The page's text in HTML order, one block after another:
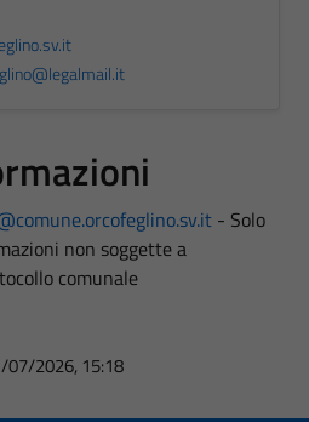
- Solo
non soggette a
comunale
07/2026, 15:18